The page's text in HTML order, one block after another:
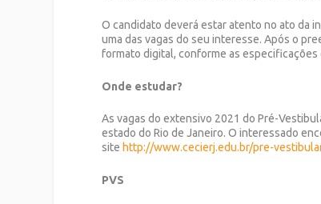
O candidato deverá estar atento no ato da
uma das vagas do seu interesse. Após o
formato digital, conforme as especificações
Onde estudar?
As vagas do extensivo 2021 do Pré-
estado do Rio de Janeiro. O interessado
site http://www.cecierj.edu.br/pre-
PVS